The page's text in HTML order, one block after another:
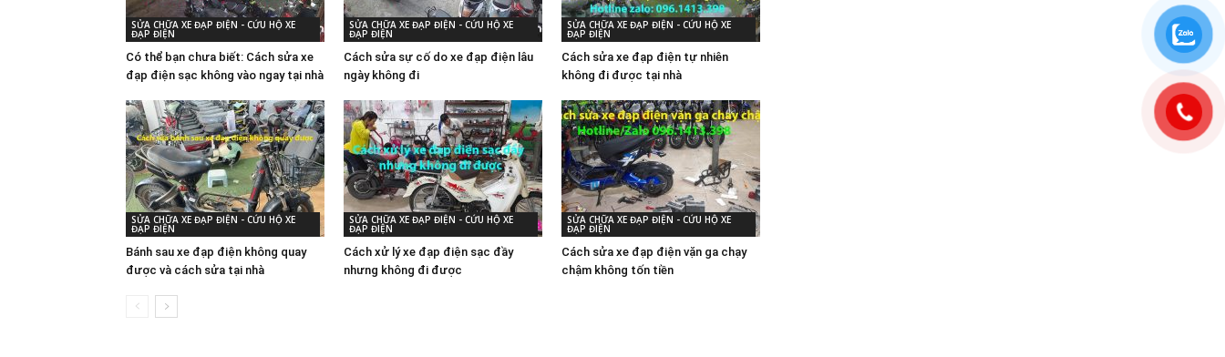
SỬA CHỮA XE ĐẠP ĐIỆN - CỨU HỘ XE
ĐẠP ĐIỆN
Có thể bạn chưa biết: Cách sửa xe
đạp điện sạc không vào ngay tại nhà
SỬA CHỮA XE ĐẠP ĐIỆN - CỨU HỘ XE
ĐẠP ĐIỆN
Cách sửa sự cố do xe đạp điện lâu
ngày không đi
SỬA CHỮA XE ĐẠP ĐIỆN - CỨU HỘ XE
ĐẠP ĐIỆN
Cách sửa xe đạp điện tự nhiên
không đi được tại nhà
SỬA CHỮA XE ĐẠP ĐIỆN - CỨU HỘ XE
ĐẠP ĐIỆN
Bánh sau xe đạp điện không quay
được và cách sửa tại nhà
SỬA CHỮA XE ĐẠP ĐIỆN - CỨU HỘ XE
ĐẠP ĐIỆN
Cách xử lý xe đạp điện sạc đầy
nhưng không đi được
SỬA CHỮA XE ĐẠP ĐIỆN - CỨU HỘ XE
ĐẠP ĐIỆN
Cách sửa xe đạp điện vặn ga chạy
chậm không tốn tiền